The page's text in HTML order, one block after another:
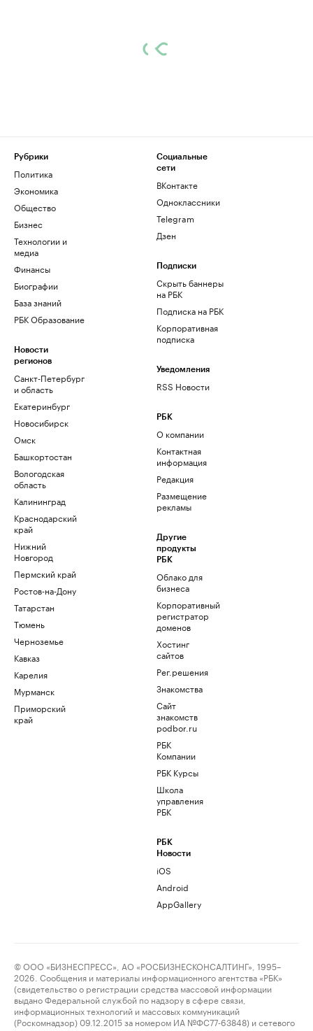
Рубрики
Политика
Экономика
Общество
Бизнес
Технологии и
медиа
Финансы
Биографии
База знаний
РБК Образование
Новости
регионов
Санкт-Петербург
и область
Екатеринбург
Новосибирск
Омск
Башкортостан
Вологодская
область
Калининград
Краснодарский
край
Нижний
Новгород
Пермский край
Ростов-на-Дону
Татарстан
Тюмень
Черноземье
Кавказ
Карелия
Мурманск
Приморский
край
Социальные
сети
ВКонтакте
Одноклассники
Telegram
Дзен
Подписки
Скрыть баннеры
на РБК
Подписка на РБК
Корпоративная
подписка
Уведомления
RSS Новости
РБК
О компании
Контактная
информация
Редакция
Размещение
рекламы
Другие
продукты
РБК
Облако для
бизнеса
Корпоративный
регистратор
доменов
Хостинг
сайтов
Рег.решения
Знакомства
Сайт
знакомств
podbor.ru
РБК
Компании
РБК Курсы
Школа
управления
РБК
РБК
Новости
iOS
Android
AppGallery
© ООО «БИЗНЕСПРЕСС», АО «РОСБИЗНЕСКОНСАЛТИНГ», 1995–
2026. Сообщения и материалы информационного агентства «РБК»
(свидетельство о регистрации средства массовой информации
выдано Федеральной службой по надзору в сфере связи,
информационных технологий и массовых коммуникаций
(Роскомнадзор) 09.12.2015 за номером ИА №ФС77-63848) и сетевого